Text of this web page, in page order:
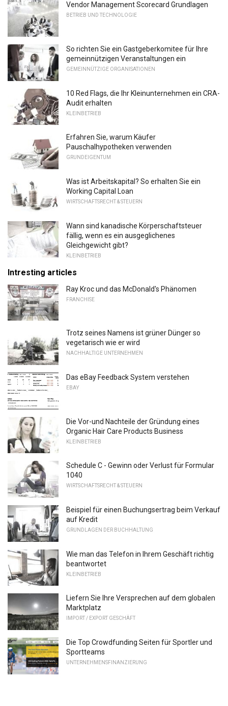
Vendor Management Scorecard Grundlagen
BETRIEB UND TECHNOLOGIE
So richten Sie ein Gastgeberkomitee für Ihre
gemeinnützigen Veranstaltungen ein
GEMEINNÜTZIGE ORGANISATIONEN
10 Red Flags, die Ihr Kleinunternehmen ein CRA-
Audit erhalten
KLEINBETRIEB
Erfahren Sie, warum Käufer
Pauschalhypotheken verwenden
GRUNDEIGENTUM
Was ist Arbeitskapital? So erhalten Sie ein
Working Capital Loan
WIRTSCHAFTSRECHT & STEUERN
Wann sind kanadische Körperschaftsteuer
fällig, wenn es ein ausgeglichenes
Gleichgewicht gibt?
KLEINBETRIEB
Intresting articles
Ray Kroc und das McDonald's Phänomen
FRANCHISE
Trotz seines Namens ist grüner Dünger so
vegetarisch wie er wird
NACHHALTIGE UNTERNEHMEN
Das eBay Feedback System verstehen
EBAY
Die Vor-und Nachteile der Gründung eines
Organic Hair Care Products Business
KLEINBETRIEB
Schedule C - Gewinn oder Verlust für Formular
1040
WIRTSCHAFTSRECHT & STEUERN
Beispiel für einen Buchungsertrag beim Verkauf
auf Kredit
GRUNDLAGEN DER BUCHHALTUNG
Wie man das Telefon in Ihrem Geschäft richtig
beantwortet
KLEINBETRIEB
Liefern Sie Ihre Versprechen auf dem globalen
Marktplatz
IMPORT / EXPORT GESCHÄFT
Die Top Crowdfunding Seiten für Sportler und
Sportteams
UNTERNEHMENSFINANZIERUNG